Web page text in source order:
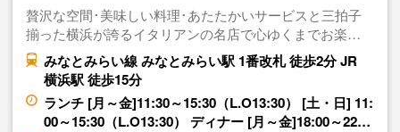
贅沢な空間･美味しい料理･あたたかいサービスと三拍子
揃った横浜が誇るイタリアンの名店で心ゆくまでお楽…
みなとみらい線 みなとみらい駅 1番改札 徒歩2分 JR
横浜駅 徒歩15分
ランチ [月～金]11:30～15:30（L.O13:30） [土・日] 11:
00～15:30（L.O13:30） ディナー [月～金]18:00～22…